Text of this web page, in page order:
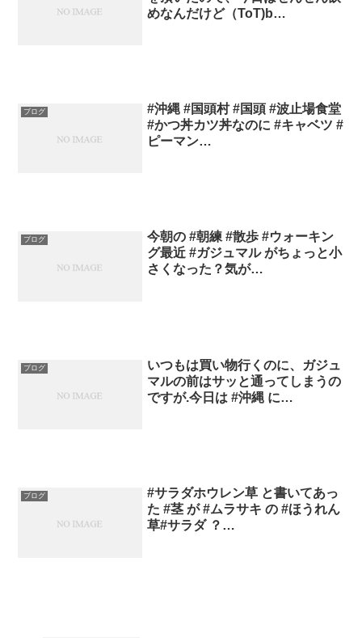
めなんだけど（ToT)b…
ブログ
#沖縄 #国頭村 #国頭 #波止場食堂
#かつ丼カツ丼なのに #キャベツ #
ピーマン…
ブログ
今朝の #朝練 #散歩 #ウォーキン
グ最近 #ガジュマル がちょっと小
さくなった？気が…
ブログ
いつもは買い物行くのに、ガジュ
マルの前はサッと通ってしまうの
ですが.今日は #沖縄 に…
ブログ
#サラダホウレン草 と書いてあっ
た #茎 が #ムラサキ の #ほうれん
草#サラダ ？…